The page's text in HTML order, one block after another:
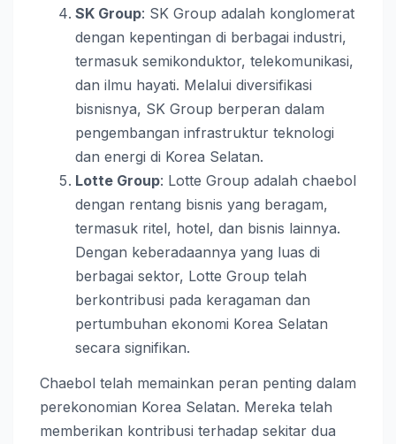
SK Group: SK Group adalah konglomerat
dengan kepentingan di berbagai industri,
termasuk semikonduktor, telekomunikasi,
dan ilmu hayati. Melalui diversifikasi
bisnisnya, SK Group berperan dalam
pengembangan infrastruktur teknologi
dan energi di Korea Selatan.
Lotte Group: Lotte Group adalah chaebol
dengan rentang bisnis yang beragam,
termasuk ritel, hotel, dan bisnis lainnya.
Dengan keberadaannya yang luas di
berbagai sektor, Lotte Group telah
berkontribusi pada keragaman dan
pertumbuhan ekonomi Korea Selatan
secara signifikan.
Chaebol telah memainkan peran penting dalam
perekonomian Korea Selatan. Mereka telah
memberikan kontribusi terhadap sekitar dua